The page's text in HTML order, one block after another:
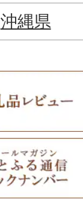
沖縄県